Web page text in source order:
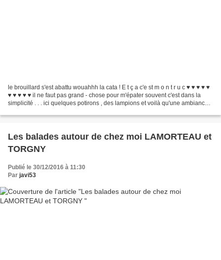
le brouillard s'est abattu wouahhh la cata ! E t ç a c'e st m o n t r u c ♥ ♥ ♥ ♥ ♥
♥ ♥ ♥ ♥ ♥ il ne faut pas grand - chose pour m'épater souvent c'est dans la
simplicité . . . ici quelques potirons , des lampions et voilà qu'une ambiance
Les balades autour de chez moi LAMORTEAU et
TORGNY
Publié le 30/12/2016 à 11:30
Par javi53